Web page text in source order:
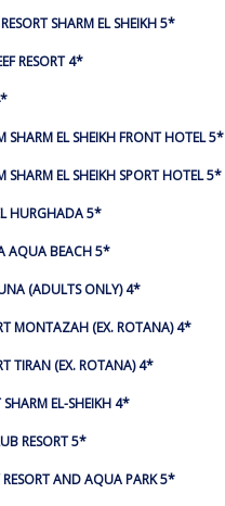
SHARM EL SHEIKH 5*
RESORT 4*
SHARM EL SHEIKH FRONT HOTEL 5*
SHARM EL SHEIKH SPORT HOTEL 5*
HURGHADA 5*
AQUA BEACH 5*
(ADULTS ONLY) 4*
MONTAZAH (EX. ROTANA) 4*
TIRAN (EX. ROTANA) 4*
SHARM EL-SHEIKH 4*
RESORT 5*
AND AQUA PARK 5*